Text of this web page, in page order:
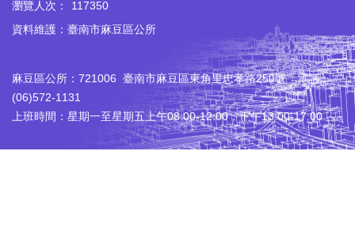
瀏覽人次：
117350
資料維護：臺南市麻豆區公所
麻豆區公所：721006 臺南市麻豆區東角里忠孝路250號 電話：
(06)572-1131
上班時間：星期一至星期五上午08:00-12:00；下午13:00-17:00